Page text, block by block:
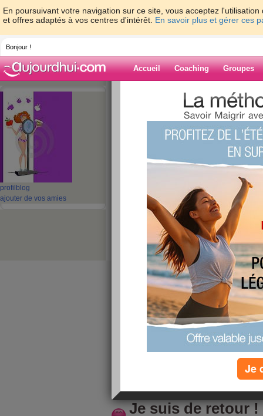
En poursuivant votre navigation sur ce site, vous acceptez
et offres adaptés à vos centres d'intérêt. En savoir plus et gérer ces
Bonjour !
Accueil Coaching Groupes
profil blog
ajouter de vos amies
>
Blog de aridiet
3 4
1er jour
publié le 12/06/2009 à 12:35
Alors, je suis hyper motivée ! Pour un régime
Ce matin, j'ai pris un sachet arôme chocolat
A 10 heures, j'ai pris un sachet arôme fraise.
Maintenant, je vais essayer arôme poulet. Je
du soja et manger tout ça avec une tite salade
Il faut que je maigrisse. Je ne me supporte plus
6 jours rien qu'avec des sachets et des
normalement. J'espère ne pas être déçue !!!
Je suis de retour !
Je